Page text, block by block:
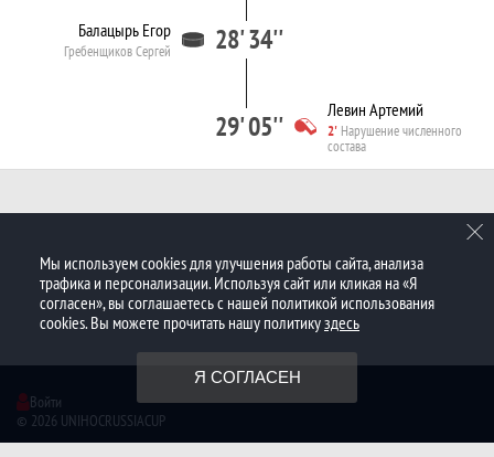
Балацырь Егор
Гребенщиков Сергей 28' 34''
29' 05'' Левин Артемий
2' Нарушение численного
состава
© 2026 UNIHOCRUSSIACUP
Войти
Мы используем cookies для улучшения работы сайта, анализа
трафика и персонализации. Используя сайт или кликая на «Я
согласен», вы соглашаетесь с нашей политикой использования
cookies. Вы можете прочитать нашу политикуздесь
Я СОГЛАСЕН